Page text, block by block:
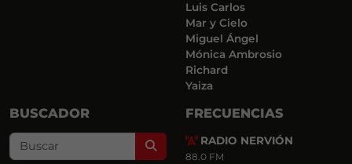
Luis Carlos
Mar y Cielo
Miguel Ángel
Mónica Ambrosio
Richard
Yaiza
BUSCADOR
Search
FRECUENCIAS
RADIO NERVIÓN
88.0 FM